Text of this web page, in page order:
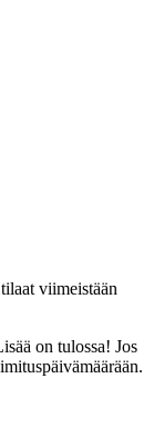
viimeistään
on tulossa! Jos